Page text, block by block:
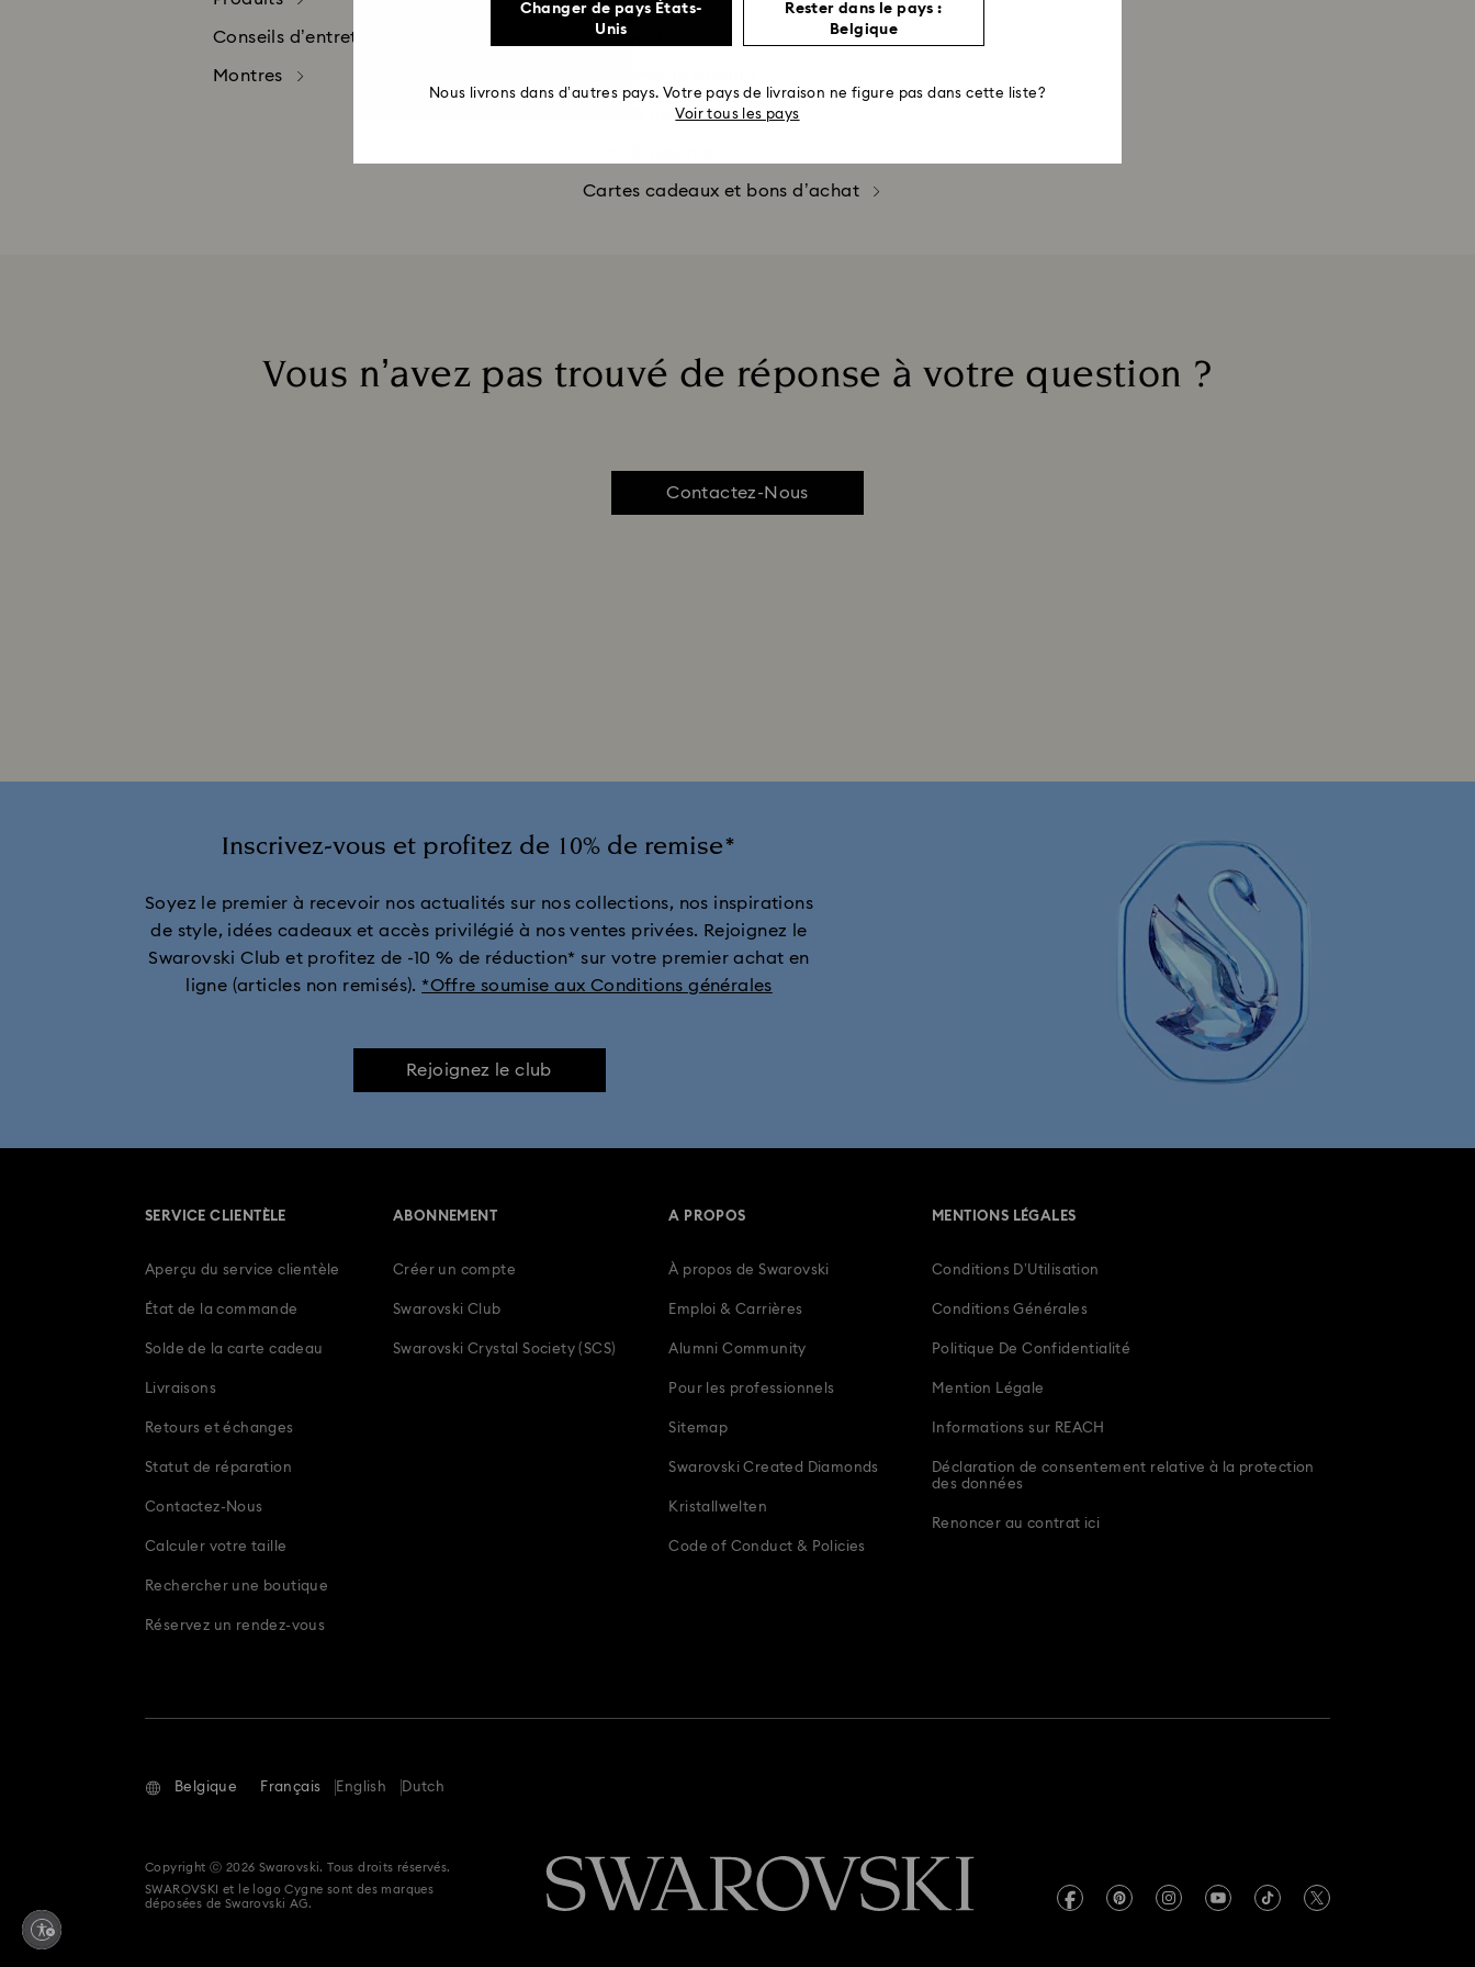
Conseils d’entretien
Montres
Paiement
Click & collect
Cartes cadeaux et bons d’achat
Vous n’avez pas trouvé de réponse à votre question ?
Contactez-Nous
Inscrivez-vous et profitez de 10% de remise*
Soyez le premier à recevoir nos actualités sur nos collections, nos inspirations
de style, idées cadeaux et accès privilégié à nos ventes privées. Rejoignez le
Swarovski Club et profitez de -10 % de réduction* sur votre premier achat en
ligne (articles non remisés). *Offre soumise aux Conditions générales
Rejoignez le club
SERVICE CLIENTÈLE
Aperçu du service clientèle
État de la commande
Solde de la carte cadeau
Livraisons
Retours et échanges
Statut de réparation
Contactez-Nous
Calculer votre taille
Rechercher une boutique
Réservez un rendez-vous
ABONNEMENT
Créer un compte
Swarovski Club
Swarovski Crystal Society (SCS)
A PROPOS
À propos de Swarovski
Emploi & Carrières
Alumni Community
Pour les professionnels
Sitemap
Swarovski Created Diamonds
Kristallwelten
Code of Conduct & Policies
MENTIONS LÉGALES
Conditions D’Utilisation
Conditions Générales
Politique De Confidentialité
Mention Légale
Informations sur REACH
Déclaration de consentement relative à la protection
des données
Renoncer au contrat ici
Belgique Français English Dutch
Copyright ⓒ 2026 Swarovski. Tous droits réservés.
SWAROVSKI et le logo Cygne sont des marques
déposées de Swarovski AG.
Changer de pays États-
Unis
Rester dans le pays :
Belgique
Nous livrons dans d’autres pays. Votre pays de livraison ne figure pas dans cette liste?
Voir tous les pays